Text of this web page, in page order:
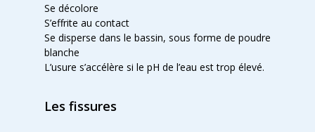
Se décolore
S’effrite au contact
Se disperse dans le bassin, sous forme de poudre
blanche
L’usure s’accélère si le pH de l’eau est trop élevé.
Les fissures